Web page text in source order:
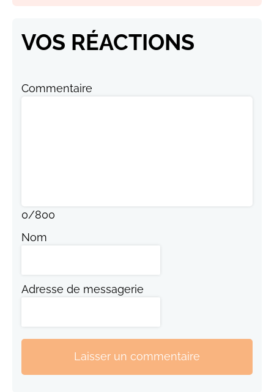
VOS RÉACTIONS
Commentaire
0/800
Nom
Adresse de messagerie
Laisser un commentaire